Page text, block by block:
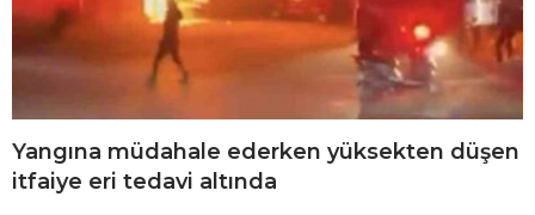
Yangına müdahale ederken yüksekten düşen
itfaiye eri tedavi altında